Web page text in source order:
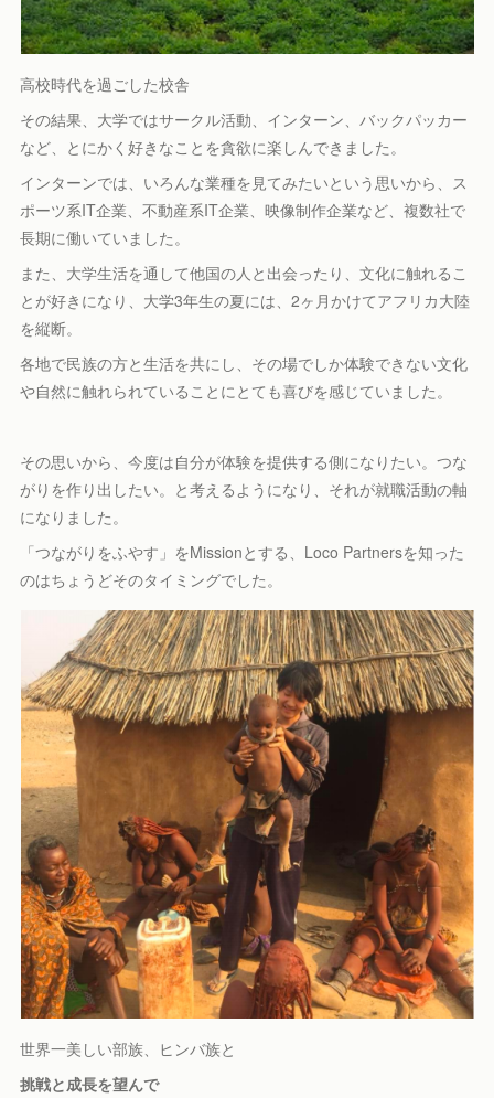
高校時代を過ごした校舎
その結果、大学ではサークル活動、インターン、バックパッカー
など、とにかく好きなことを貪欲に楽しんできました。
インターンでは、いろんな業種を見てみたいという思いから、ス
ポーツ系IT企業、不動産系IT企業、映像制作企業など、複数社で
長期に働いていました。
また、大学生活を通して他国の人と出会ったり、文化に触れるこ
とが好きになり、大学3年生の夏には、2ヶ月かけてアフリカ大陸
を縦断。
各地で民族の方と生活を共にし、その場でしか体験できない文化
や自然に触れられていることにとても喜びを感じていました。
その思いから、今度は自分が体験を提供する側になりたい。つな
がりを作り出したい。と考えるようになり、それが就職活動の軸
になりました。
「つながりをふやす」をMissionとする、Loco Partnersを知った
のはちょうどそのタイミングでした。
世界一美しい部族、ヒンバ族と
挑戦と成長を望んで